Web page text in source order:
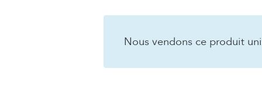
Nous vendons ce produit